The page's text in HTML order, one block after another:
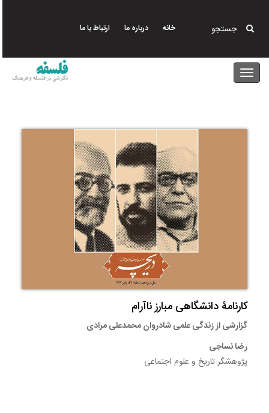
محتوای
جستجو خانه درباره ما ارتباط با ما
کارنامۀ دانشگاهی مبارز ناآرام
گزارشی از زندگی علمی شادروان محمدعلی مرادی
رضا نساجی
پژوهشگر تاریخ و علوم اجتماعی